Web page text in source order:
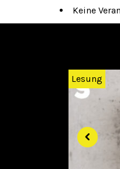
Keine
Lesung